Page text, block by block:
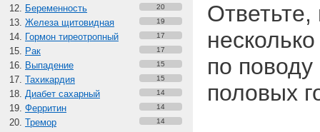
Беременность 20
Железа щитовидная 19
Гормон тиреотропный 17
Рак 17
Выпадение 15
Тахикардия 15
Диабет сахарный 14
Ферритин 14
Тремор 14
по
половых